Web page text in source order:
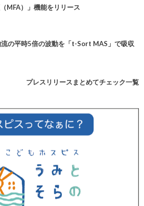
MFA）」機能をリリース
の平時5倍の波動を「t-Sort MAS」で吸収
プレスリリースまとめてチェック一覧